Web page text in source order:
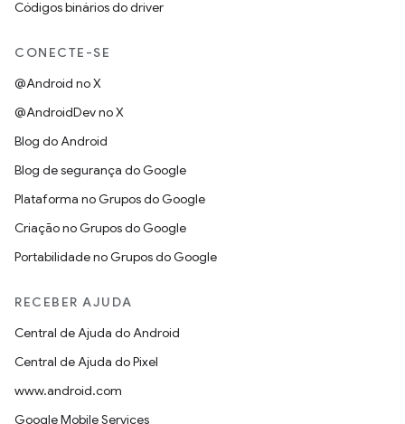
Códigos binários do driver
CONECTE-SE
@Android no X
@AndroidDev no X
Blog do Android
Blog de segurança do Google
Plataforma no Grupos do Google
Criação no Grupos do Google
Portabilidade no Grupos do Google
RECEBER AJUDA
Central de Ajuda do Android
Central de Ajuda do Pixel
www.android.com
Google Mobile Services